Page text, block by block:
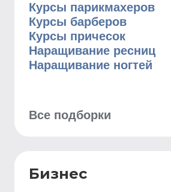
Курсы парикмахеров
Курсы барберов
Курсы причесок
Наращивание ресниц
Наращивание ногтей
Все подборки
Бизнес